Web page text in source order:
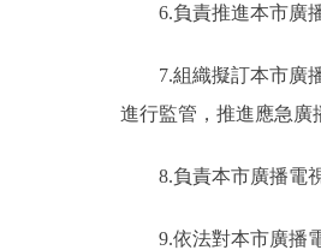
6.負責推進本市廣
7.組織擬訂本市廣
進行監管，推進應急廣
8.負責本市廣播電
9.依法對本市廣播